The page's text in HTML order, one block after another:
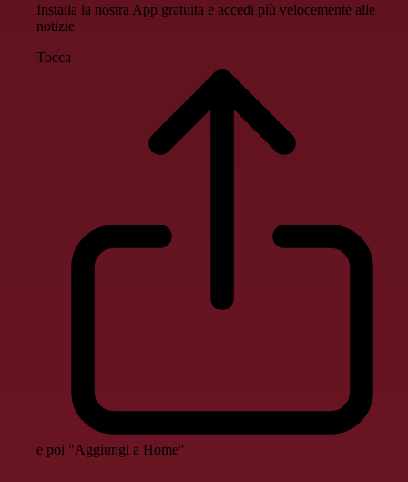
Installa la nostra App gratuita e accedi più velocemente alle
notizie
Tocca
e poi "Aggiungi a Home"